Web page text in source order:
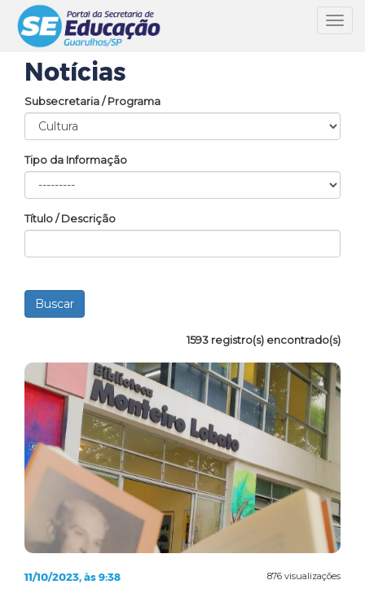
Notícias
Subsecretaria / Programa
Tipo da Informação
Título / Descrição
1593 registro(s) encontrado(s)
876 visualizações
11/10/2023, às 9:38